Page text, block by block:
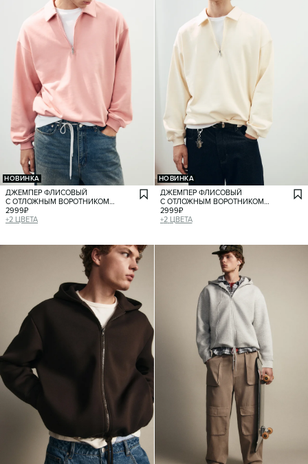
НОВИНКА
ДЖЕМПЕР ФЛИСОВЫЙ
С ОТЛОЖНЫМ ВОРОТНИКОМ
НА МОЛНИИ
2999₽
+2 ЦВЕТА
НОВИНКА
ДЖЕМПЕР ФЛИСОВЫЙ
С ОТЛОЖНЫМ ВОРОТНИКОМ
НА МОЛНИИ
2999₽
+2 ЦВЕТА